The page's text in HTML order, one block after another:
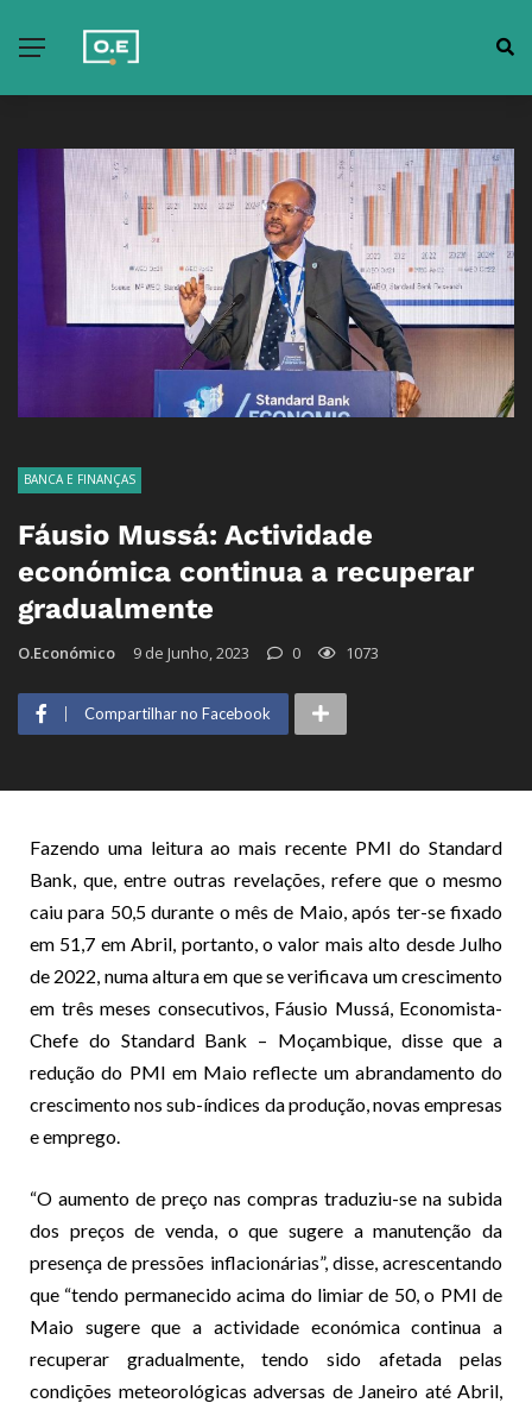
BANCA E FINANÇAS
Fáusio Mussá: Actividade
económica continua a recuperar
gradualmente
O.Económico 9 de Junho, 2023 0 1073
Compartilhar no Facebook
Fazendo uma leitura ao mais recente PMI do Standard
Bank, que, entre outras revelações, refere que o mesmo
caiu para 50,5 durante o mês de Maio, após ter-se fixado
em 51,7 em Abril, portanto, o valor mais alto desde Julho
de 2022, numa altura em que se verificava um crescimento
em três meses consecutivos, Fáusio Mussá, Economista-
Chefe do Standard Bank – Moçambique, disse que a
redução do PMI em Maio reflecte um abrandamento do
crescimento nos sub-índices da produção, novas empresas
e emprego.
“O aumento de preço nas compras traduziu-se na subida
dos preços de venda, o que sugere a manutenção da
presença de pressões inflacionárias”, disse, acrescentando
que “tendo permanecido acima do limiar de 50, o PMI de
Maio sugere que a actividade económica continua a
recuperar gradualmente, tendo sido afetada pelas
condições meteorológicas adversas de Janeiro até Abril,